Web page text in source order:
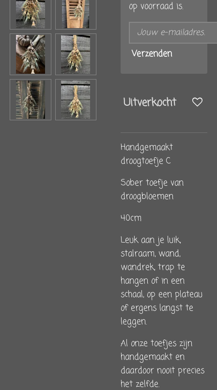
op voorraad is.
Verzenden
Uitverkocht
Handgemaakt
droogtoefje C
Sober toefje van
droogbloemen
40cm
Leuk aan je luik,
stalraam, wand,
wandrek, trap te
hangen of in een
schaal, op een plateau
of ergens langst te
leggen.
Al onze toefjes zijn
handgemaakt en
daardoor nooit precies
het zelfde.